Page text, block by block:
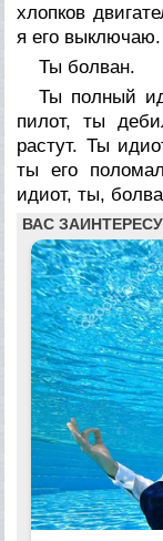
хлопков
я его выключаю.
Ты болван.
Ты полный
пилот, ты
растут. Ты
ты его
идиот, ты,